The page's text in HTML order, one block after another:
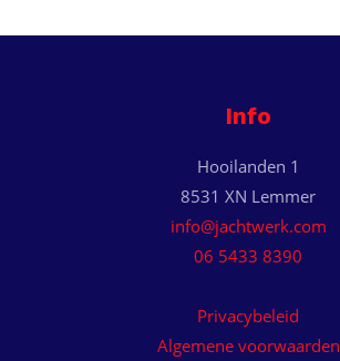
Info
Hooilanden 1
8531 XN Lemmer
info@jachtwerk.com
06 5433 8390
Privacybeleid
Algemene voorwaarden